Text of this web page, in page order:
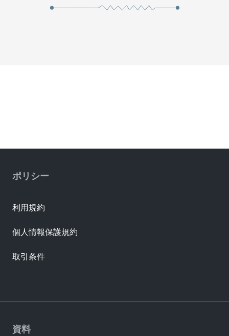
資料
ポリシー
利用規約
個人情報保護規約
取引条件